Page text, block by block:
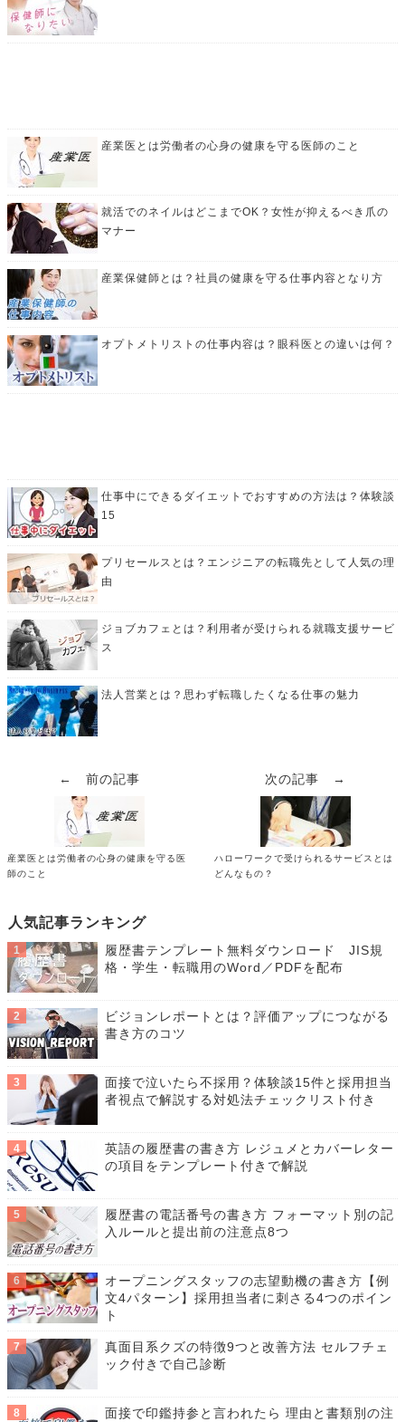
産業医とは労働者の心身の健康を守る医師のこと
就活でのネイルはどこまでOK？女性が抑えるべき爪の
マナー
産業保健師とは？社員の健康を守る仕事内容となり方
オプトメトリストの仕事内容は？眼科医との違いは何？
仕事中にできるダイエットでおすすめの方法は？体験談
15
プリセールスとは？エンジニアの転職先として人気の理
由
ジョブカフェとは？利用者が受けられる就職支援サービ
ス
法人営業とは？思わず転職したくなる仕事の魅力
← 前の記事
産業医とは労働者の心身の健康を守る医
師のこと
次の記事 →
ハローワークで受けられるサービスとは
どんなもの？
人気記事ランキング
履歴書テンプレート無料ダウンロード JIS規
格・学生・転職用のWord／PDFを配布
ビジョンレポートとは？評価アップにつながる
書き方のコツ
面接で泣いたら不採用？体験談15件と採用担当
者視点で解説する対処法チェックリスト付き
英語の履歴書の書き方 レジュメとカバーレター
の項目をテンプレート付きで解説
履歴書の電話番号の書き方 フォーマット別の記
入ルールと提出前の注意点8つ
オープニングスタッフの志望動機の書き方【例
文4パターン】採用担当者に刺さる4つのポイン
ト
真面目系クズの特徴9つと改善方法 セルフチェ
ック付きで自己診断
面接で印鑑持参と言われたら 理由と書類別の注